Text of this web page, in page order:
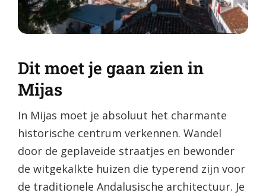
Dit moet je gaan zien in
Mijas
In Mijas moet je absoluut het charmante
historische centrum verkennen. Wandel
door de geplaveide straatjes en bewonder
de witgekalkte huizen die typerend zijn voor
de traditionele Andalusische architectuur. Je